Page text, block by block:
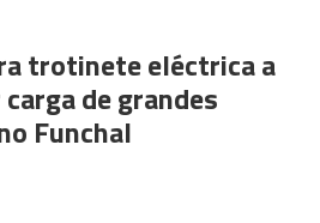
trotinete eléctrica a
de grandes
Funchal